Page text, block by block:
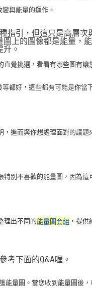
與能量的運作。
指引，但這只是高層次
上的圖像都是能量，
。
直覺挑選，看看有哪些圖有讓
都好，這些都有可能是你當
，進而與你想處理面對的議題
特別不喜歡的能量圖，因為這
理出不同的
能量圖套組 ，提供
考下面的Q&A喔。
能量圖。當您收到能量圖後，